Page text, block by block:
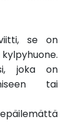
se on
joka on
tai